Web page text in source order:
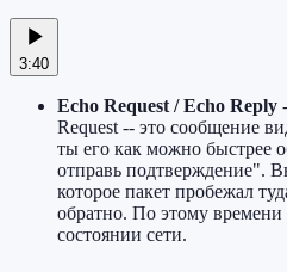
3:40
Echo Request / Echo Reply
Request -- это сообщение
ты его как можно быстрее
отправь подтверждение".
которое пакет пробежал
обратно. По этому
состоянии сети.